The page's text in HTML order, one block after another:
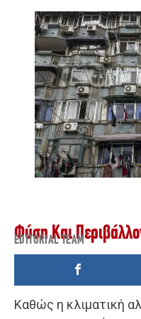
Φύση Και
EDITORIAL TEAM
Καθώς η κλιματική